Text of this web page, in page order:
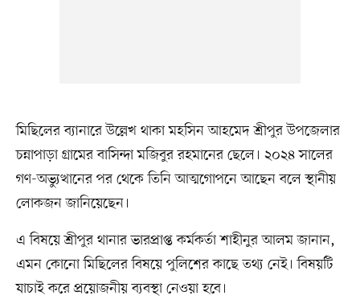
মিছিলের ব্যানারে উল্লেখ থাকা মহসিন আহমেদ শ্রীপুর উপজেলার
চন্নাপাড়া গ্রামের বাসিন্দা মজিবুর রহমানের ছেলে। ২০২৪ সালের
গণ-অভ্যুত্থানের পর থেকে তিনি আত্মগোপনে আছেন বলে স্থানীয়
লোকজন জানিয়েছেন।
এ বিষয়ে শ্রীপুর থানার ভারপ্রাপ্ত কর্মকর্তা শাহীনুর আলম জানান,
এমন কোনো মিছিলের বিষয়ে পুলিশের কাছে তথ্য নেই। বিষয়টি
যাচাই করে প্রয়োজনীয় ব্যবস্থা নেওয়া হবে।